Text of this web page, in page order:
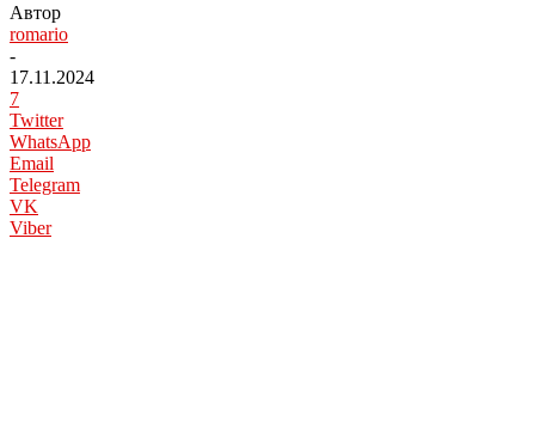
Автор
romario
-
17.11.2024
7
Twitter
WhatsApp
Email
Telegram
VK
Viber